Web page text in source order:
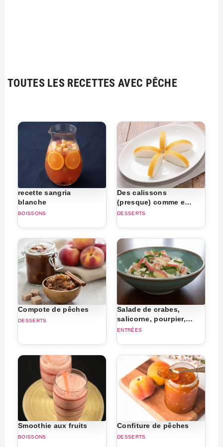
TOUTES LES RECETTES AVEC PÊCHE
recette sangria
blanche
BOISSONS
Des calissons
(presque) comme en
Provence
DESSERTS
Compote de pêches
DESSERTS
Salade de crabes,
salicorne, pourpier,
herbes et pêches
ENTRÉES
Smoothie aux fruits
BOISSONS
Confiture de pêches
DESSERTS